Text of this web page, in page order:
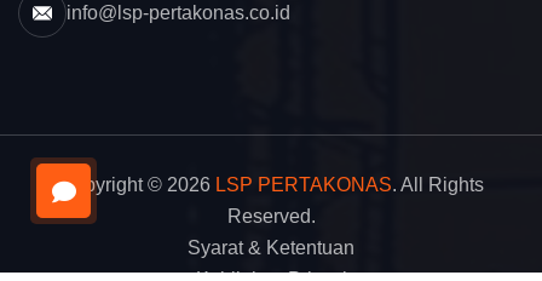
info@lsp-pertakonas.co.id
Copyright © 2026 LSP PERTAKONAS. All Rights
Reserved.
Syarat & Ketentuan